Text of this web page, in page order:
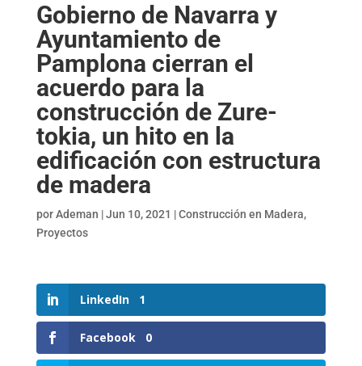
Gobierno de Navarra y
Ayuntamiento de
Pamplona cierran el
acuerdo para la
construcción de Zure-
tokia, un hito en la
edificación con estructura
de madera
porAdeman |Jun 10, 2021 |Construcción en Madera,
Proyectos
LinkedIn 1
Facebook 0